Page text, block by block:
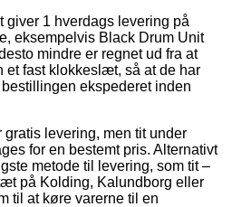
giver 1 hverdags levering på
eksempelvis Black Drum Unit
mindre er regnet ud fra at
et fast klokkeslæt, så at de har
ekspederet inden
levering, men tit under
for en bestemt pris. Alternativt
metode til levering, som tit –
på Kolding, Kalundborg eller
til at køre varerne til en